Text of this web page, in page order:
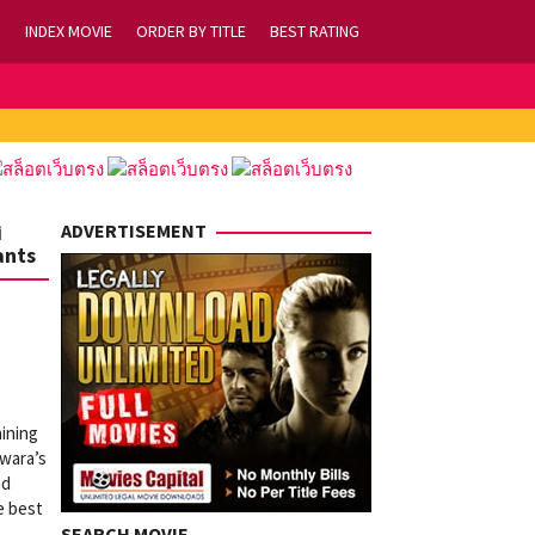
INDEX MOVIE ORDER BY TITLE BEST RATING
best
ADVERTISEMENT